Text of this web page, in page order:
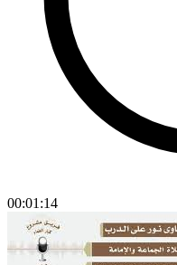
00:01:14